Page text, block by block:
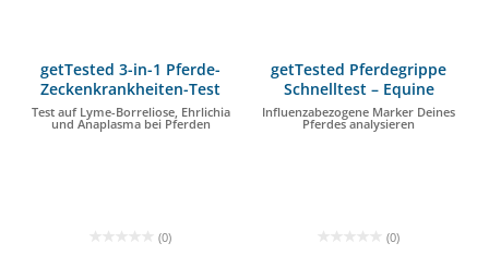
getTested 3-in-1 Pferde-
Zeckenkrankheiten-Test
Test auf Lyme-Borreliose, Ehrlichia
und Anaplasma bei Pferden
(0)
getTested Pferdegrippe
Schnelltest – Equine
Influenza
Influenzabezogene Marker Deines
Pferdes analysieren
(0)